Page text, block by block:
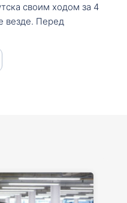
своим ходом за 4
везде. Перед